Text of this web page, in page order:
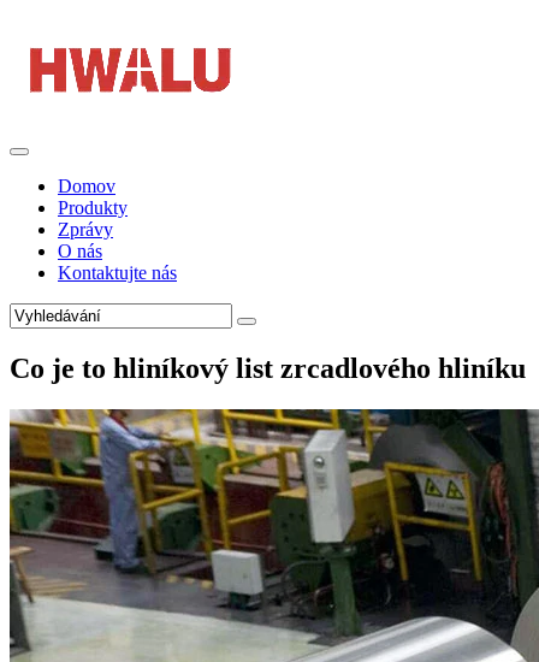
Domov
Produkty
Zprávy
O nás
Kontaktujte nás
Co je to hliníkový list zrcadlového hliníku